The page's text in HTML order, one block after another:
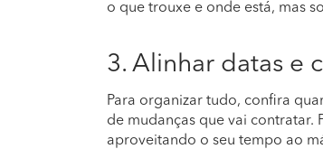
o que trouxe e onde está, mas
3. Alinhar datas e
Para organizar tudo, confira
de mudanças que vai contratar.
aproveitando o seu tempo ao